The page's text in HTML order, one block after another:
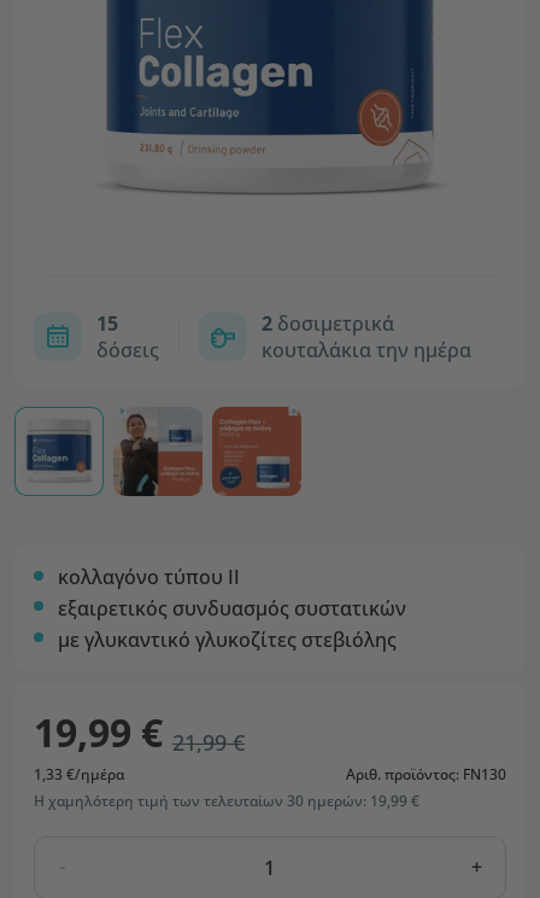
15
δόσεις
2 δοσιμετρικά
κουταλάκια την ημέρα
κολλαγόνο τύπου II
εξαιρετικός συνδυασμός συστατικών
με γλυκαντικό γλυκοζίτες στεβιόλης
19,99 € 21,99 €
1,33 €/ημέρα
Αριθ. προϊόντος: FN130
Η χαμηλότερη τιμή των τελευταίων 30 ημερών: 19,99 €
- +